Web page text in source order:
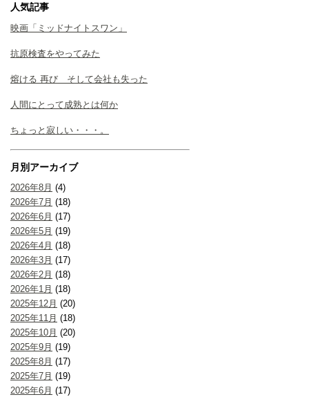
人気記事
映画「ミッドナイトスワン」
抗原検査をやってみた
熔ける 再び そして会社も失った
人間にとって成熟とは何か
ちょっと寂しい・・・。
月別アーカイブ
2026年8月 (4)
2026年7月 (18)
2026年6月 (17)
2026年5月 (19)
2026年4月 (18)
2026年3月 (17)
2026年2月 (18)
2026年1月 (18)
2025年12月 (20)
2025年11月 (18)
2025年10月 (20)
2025年9月 (19)
2025年8月 (17)
2025年7月 (19)
2025年6月 (17)